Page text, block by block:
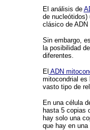
El análisis de
de nucleótidos)
clásico de
Sin embargo,
la posibilidad
diferentes.
El ADN
mitocondrial es
vasto tipo de
En una célula
hasta 5 copias
hay solo una
que hay en una